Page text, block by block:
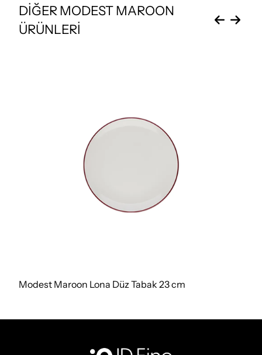
DİĞER MODEST MAROON
ÜRÜNLERİ
Modest Maroon Lona Düz Tabak 23 cm